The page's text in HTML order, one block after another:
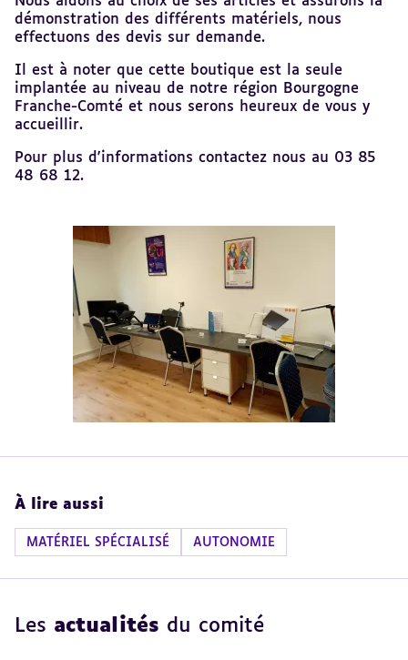
démonstration des différents matériels, nous
effectuons des devis sur demande.
Il est à noter que cette boutique est la seule
implantée au niveau de notre région Bourgogne
Franche-Comté et nous serons heureux de vous y
accueillir.
Pour plus d'informations contactez nous au 03 85
48 68 12.
À lire aussi
MATÉRIEL SPÉCIALISÉ AUTONOMIE
Les actualités du comité